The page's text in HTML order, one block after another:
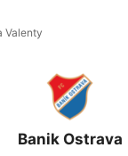
Valenty
Banik Ostrava